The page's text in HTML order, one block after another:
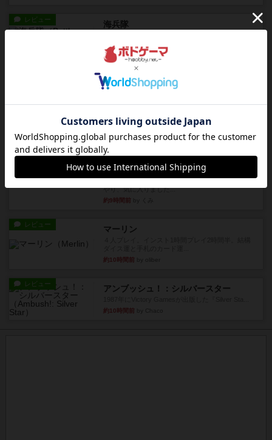
レビュー 海兵隊
約8時間前by Chaco
画像付き 充実
も多くの猫を飼っているた...
by jurong
レビュー
画像付き
オラパ・マイン
やり、気に入りました...
約9時間前
レビュー マーリン
約10時間前
レビュー アンブッシュ！：シルバースター
約10時間前